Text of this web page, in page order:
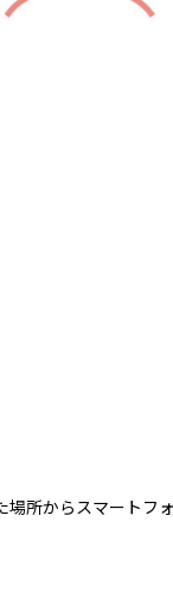
所からスマートフ